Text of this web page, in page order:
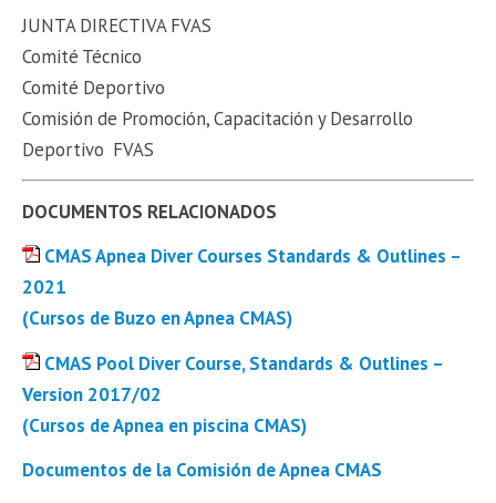
JUNTA DIRECTIVA FVAS
Comité Técnico
Comité Deportivo
Comisión de Promoción, Capacitación y Desarrollo
Deportivo FVAS
DOCUMENTOS RELACIONADOS
CMAS Apnea Diver Courses Standards & Outlines –
2021
(Cursos de Buzo en Apnea CMAS)
CMAS Pool Diver Course, Standards & Outlines –
Version 2017/02
(Cursos de Apnea en piscina CMAS)
Documentos de la Comisión de Apnea CMAS